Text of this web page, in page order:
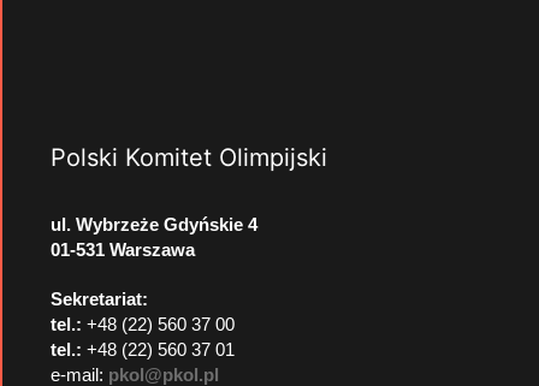
Polski Komitet Olimpijski
ul. Wybrzeże Gdyńskie 4
01-531 Warszawa
Sekretariat:
tel.: +48 (22) 560 37 00
tel.: +48 (22) 560 37 01
e-mail: pkol@pkol.pl